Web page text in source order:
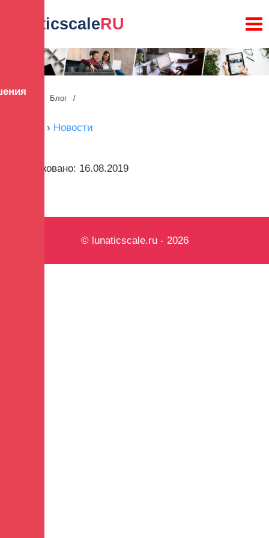
lunaticscaleRU
Главная Блог /
› Новости
Опубликовано: 16.08.2019
© lunaticscale.ru - 2026